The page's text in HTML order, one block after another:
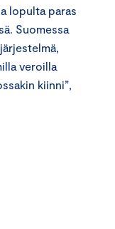
lopulta paras
Suomessa
veroilla
kiinni”,